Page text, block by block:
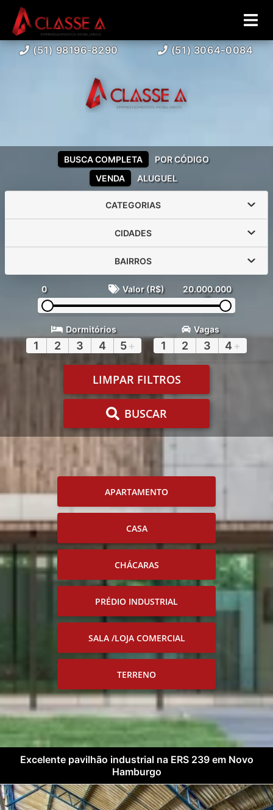
(51) 98196-8290 (51) 3064-0084
VENDA ALUGUEL
BUSCA COMPLETA POR CÓDIGO
CATEGORIAS
CIDADES
BAIRROS
0 Valor (R$) 20.000.000
Dormitórios
1 2 3 4 5+
Vagas
1 2 3 4 +
LIMPAR FILTROS
BUSCAR
APARTAMENTO
CASA
CHÁCARAS
PRÉDIO INDUSTRIAL
SALA /LOJA COMERCIAL
TERRENO
Excelente pavilhão industrial na ERS 239 em Novo
Hamburgo